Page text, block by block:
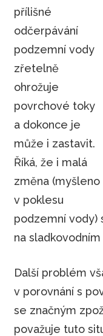
přílišné
odčerpávání
podzemní vody
zřetelně
ohrožuje
povrchové toky
a dokonce je
může i zastavit.
Říká, že i malá
změna (myšleno
v poklesu
podzemní vody)
na
Další problém
v porovnání s
se značným
považuje tuto